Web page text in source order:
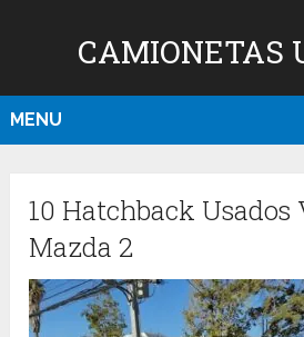
CAMIONETAS
MENU
10 Hatchback Usados
Mazda 2